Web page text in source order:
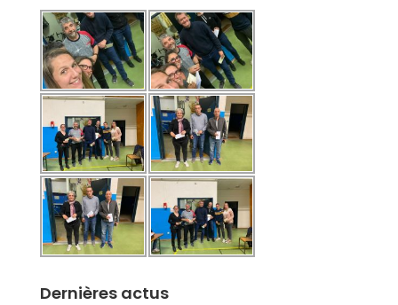
Dernières actus